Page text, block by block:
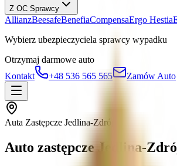
Z OC Sprawcy
AllianzBeesafeBenefiaCompensaErgo Hestia
Wybierz ubezpieczyciela sprawcy wypadku
Otrzymaj darmowe auto
Kontakt
+48 536 565 565 Zamów Auto
Auta Zastępcze Jedlina-Zdrój
Auto zastępcze Jedlina-